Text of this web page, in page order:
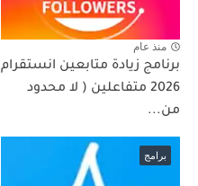
منذ عام
برنامج زيادة متابعين انستقرام
2026 متفاعلين ( لا محدود
من...
برامج